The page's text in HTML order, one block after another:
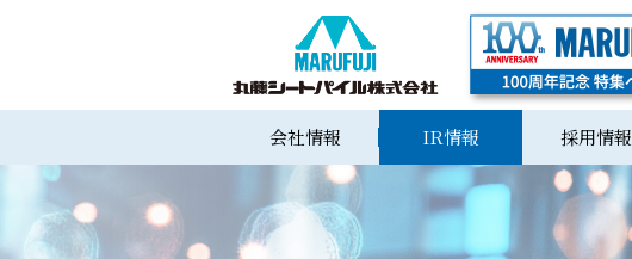
会社情報 IR情報 採用情報